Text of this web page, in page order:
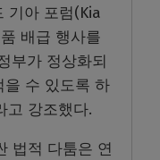
기아 포럼(Kia
배급 행사를
부가 정상화되
을 수 있도록 하
고 강조했다.
법적 다툼은 연